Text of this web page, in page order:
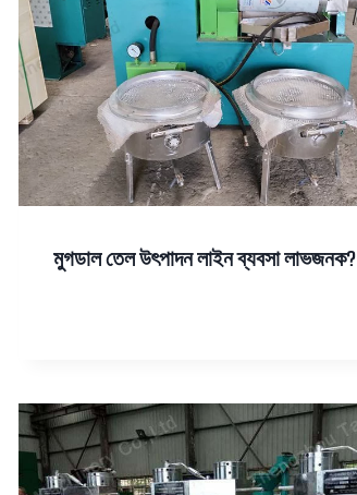
মুগডাল তেল উৎপাদন লাইন ব্যবসা লাভজনক?